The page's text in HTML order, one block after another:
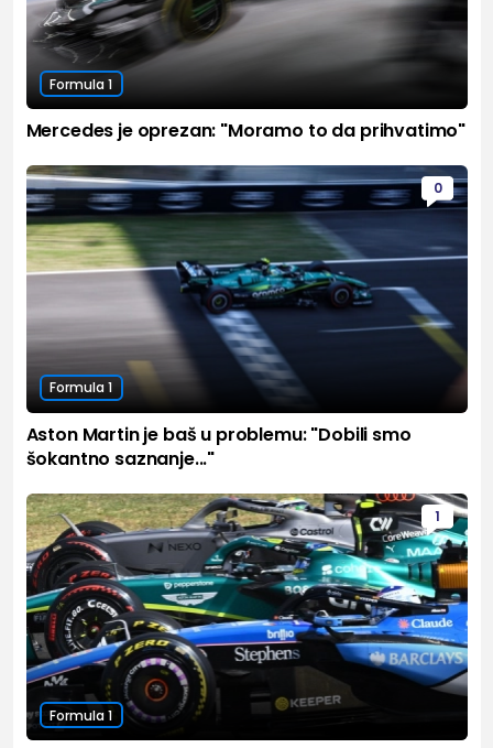
Formula 1
Mercedes je oprezan: "Moramo to da prihvatimo"
0
Formula 1
Aston Martin je baš u problemu: "Dobili smo
šokantno saznanje..."
1
Formula 1